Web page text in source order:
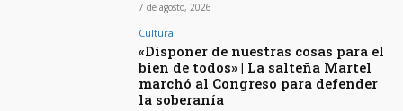
7 de agosto, 2026
Cultura
«Disponer de nuestras cosas para el
bien de todos» | La salteña Martel
marchó al Congreso para defender
la soberanía